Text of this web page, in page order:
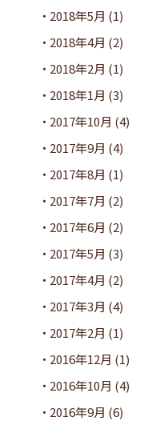
2018年5月 (1)
2018年4月 (2)
2018年2月 (1)
2018年1月 (3)
2017年10月 (4)
2017年9月 (4)
2017年8月 (1)
2017年7月 (2)
2017年6月 (2)
2017年5月 (3)
2017年4月 (2)
2017年3月 (4)
2017年2月 (1)
2016年12月 (1)
2016年10月 (4)
2016年9月 (6)